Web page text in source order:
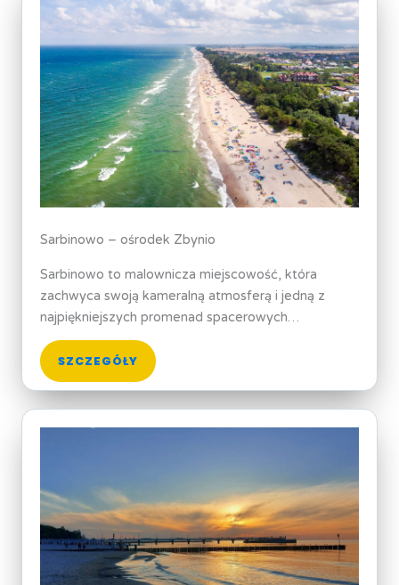
Sarbinowo – ośrodek Zbynio
Sarbinowo to malownicza miejscowość, która
zachwyca swoją kameralną atmosferą i jedną z
najpiękniejszych promenad spacerowych…
SZCZEGÓŁY